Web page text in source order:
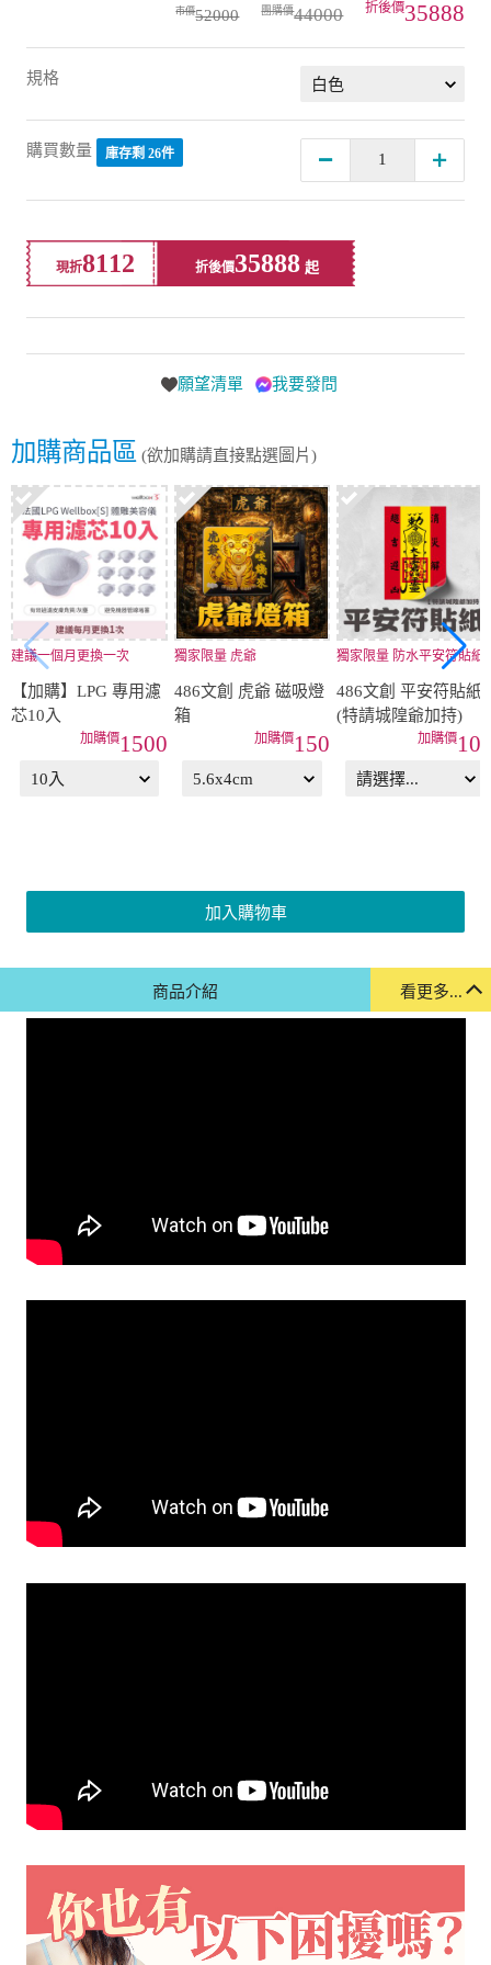
52000 44000 35888
規格
購買數量 庫存剩 26件
現折8112 折後價35888
願望清單 我要發問
加購商品區 (欲加購請直接點選圖片)
建議一個月更換一次
【加購】LPG 專用濾
芯10入
1500
獨家限量 虎爺
486文創 虎爺 磁吸燈
箱
150
獨家限量 防水平安符貼紙
486文創 平安符貼紙
(特請城隍爺加持)
加入購物車
看更多...
商品介紹